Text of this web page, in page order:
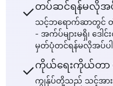
✓တပ်ဆင်ရန်မလိုအပ်
သင့်ဘရောက်ဆာတွ
- အက်ပ်များမရှိ၊ ဒေါ
မှတ်ပုံတင်ရန်မလိုအပ်ပါ
✓ကိုယ်ရေးကိုယ်တာ
ကျွန်ုပ်တို့သည် သင့်အား ခ